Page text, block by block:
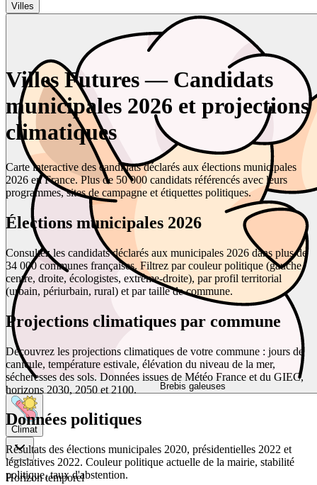
Villes
Brebis galeuses
Climat
Horizon temporel
Villes Futures — Candidats
municipales 2026 et projections
climatiques
Carte interactive des candidats déclarés aux élections municipales
2026 en France. Plus de 50 000 candidats référencés avec leurs
programmes, sites de campagne et étiquettes politiques.
Élections municipales 2026
Consultez les candidats déclarés aux municipales 2026 dans plus de
34 000 communes françaises. Filtrez par couleur politique (gauche,
centre, droite, écologistes, extrême-droite), par profil territorial
(urbain, périurbain, rural) et par taille de commune.
Projections climatiques par commune
Découvrez les projections climatiques de votre commune : jours de
canicule, température estivale, élévation du niveau de la mer,
sécheresses des sols. Données issues de Météo France et du GIEC,
horizons 2030, 2050 et 2100.
Données politiques
Résultats des élections municipales 2020, présidentielles 2022 et
législatives 2022. Couleur politique actuelle de la mairie, stabilité
politique, taux d'abstention.